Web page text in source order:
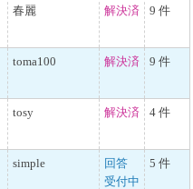
春麗 解決済 9 件
toma100 解決済 9 件
tosy 解決済 4 件
simple
回答
受付中
5 件